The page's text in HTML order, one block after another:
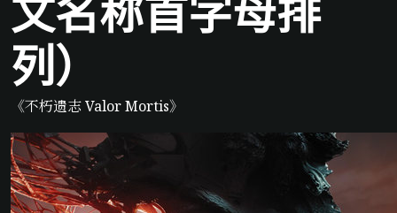
文名称首字母排
列）
《不朽遗志 Valor Mortis》